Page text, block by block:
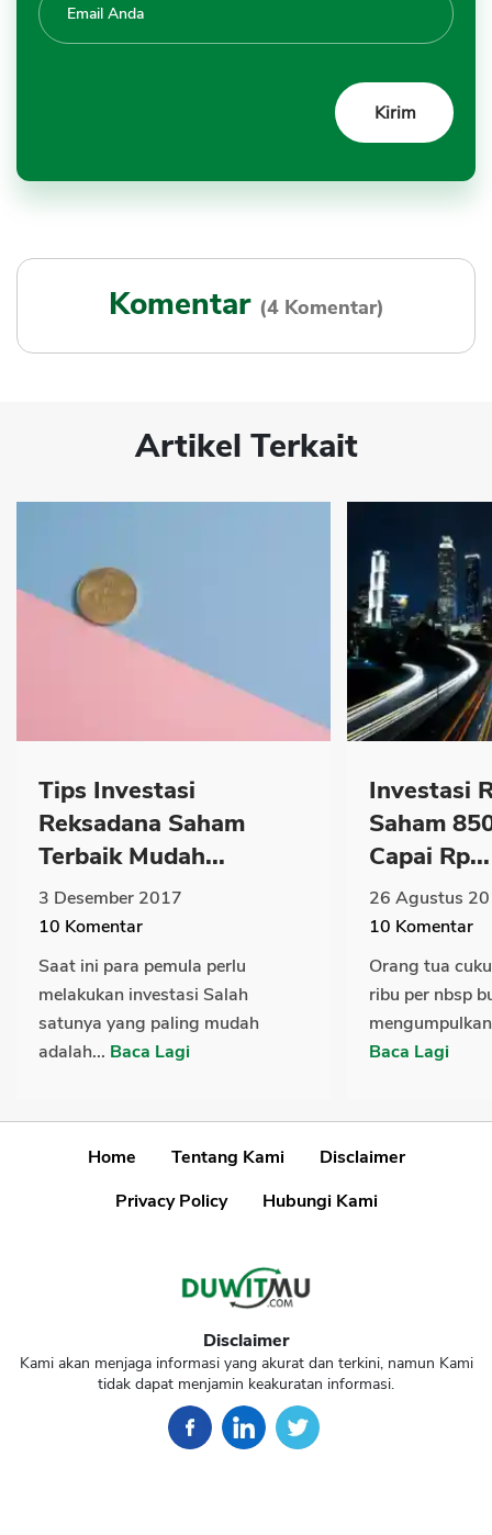
Komentar (4 Komentar)
Artikel Terkait
Tips Investasi
Reksadana Saham
Terbaik Mudah...
3 Desember 2017
10 Komentar
Saat ini para pemula perlu
melakukan investasi Salah
satunya yang paling mudah
adalah... Baca Lagi
Investasi
Saham
Capai Rp...
26 Agustus
10 Komentar
Orang tua
ribu per nbsp
Baca Lagi
Home Tentang Kami
Disclaimer
Privacy Policy
Hubungi Kami
Disclaimer
Kami akan menjaga informasi yang akurat dan terkini, namun Kami
tidak dapat menjamin keakuratan informasi.